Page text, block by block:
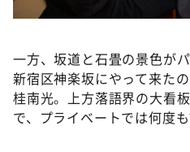
一方、坂道と石畳の景色が
新宿区神楽坂にやって来た
桂南光。上方落語界の大看
で、プライベートでは何度も